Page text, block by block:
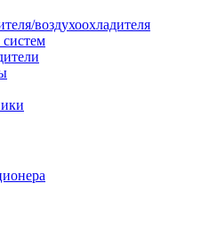
воздухоохладителя